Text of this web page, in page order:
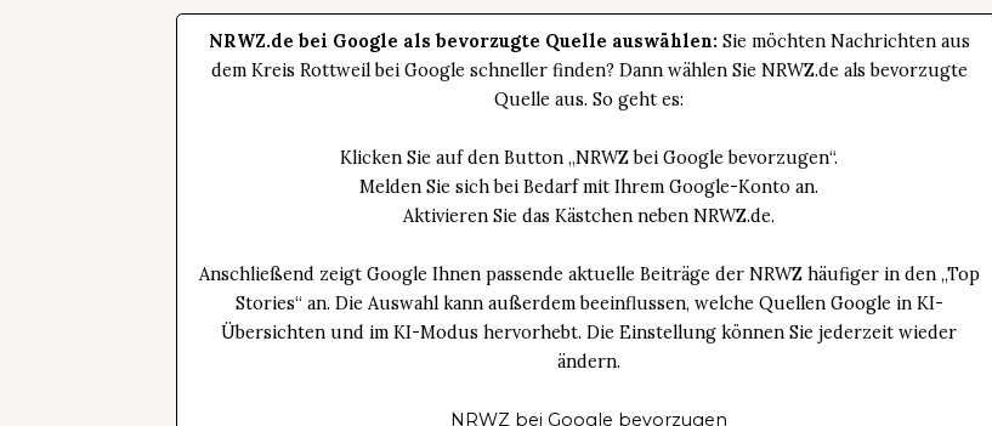
NRWZ.de bei Google als bevorzugte Quelle auswählen: Sie möchten Nachrichten aus
dem Kreis Rottweil bei Google schneller finden? Dann wählen Sie NRWZ.de als bevorzugte
Quelle aus. So geht es:
Klicken Sie auf den Button „NRWZ bei Google bevorzugen“.
Melden Sie sich bei Bedarf mit Ihrem Google-Konto an.
Aktivieren Sie das Kästchen neben NRWZ.de.
Anschließend zeigt Google Ihnen passende aktuelle Beiträge der NRWZ häufiger in den „Top
Stories“ an. Die Auswahl kann außerdem beeinflussen, welche Quellen Google in KI-
Übersichten und im KI-Modus hervorhebt. Die Einstellung können Sie jederzeit wieder
ändern.
NRWZ bei Google bevorzugen